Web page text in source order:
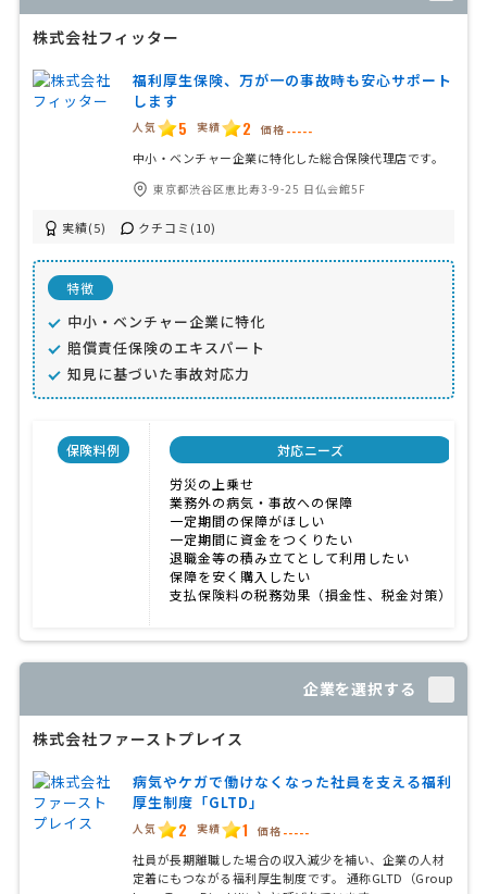
株式会社フィッター
福利厚生保険、万が一の事故時も安心サポート
します
人気 5 実績 2 価格 -----
中小・ベンチャー企業に特化した総合保険代理店です。
東京都渋谷区恵比寿3-9-25 日仏会館5F
実績(5) クチコミ(10)
特徴
中小・ベンチャー企業に特化
賠償責任保険のエキスパート
知見に基づいた事故対応力
保険料例
対応ニーズ
労災の上乗せ
業務外の病気・事故への保障
一定期間の保障がほしい
一定期間に資金をつくりたい
退職金等の積み立てとして利用したい
保障を安く購入したい
支払保険料の税務効果（損金性、税金対策）
企業を選択する
株式会社ファーストプレイス
病気やケガで働けなくなった社員を支える福利
厚生制度「GLTD」
人気 2 実績 1 価格 -----
社員が長期離職した場合の収入減少を補い、企業の人材
定着にもつながる福利厚生制度です。 通称GLTD（Group